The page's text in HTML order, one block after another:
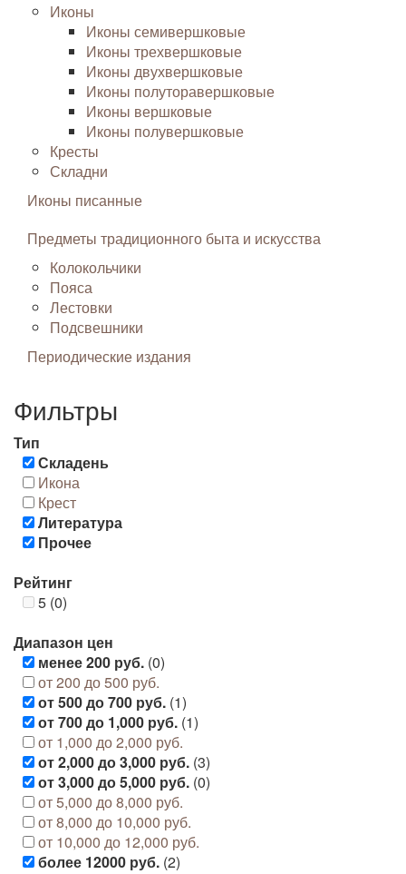
Иконы
Иконы семивершковые
Иконы трехвершковые
Иконы двухвершковые
Иконы полуторавершковые
Иконы вершковые
Иконы полувершковые
Кресты
Складни
Иконы писанные
Предметы традиционного быта и искусства
Колокольчики
Пояса
Лестовки
Подсвешники
Периодические издания
Фильтры
Тип
Складень
Икона
Крест
Литература
Прочее
Рейтинг
5 (0)
Диапазон цен
менее 200 руб. (0)
от 200 до 500 руб.
от 500 до 700 руб. (1)
от 700 до 1,000 руб. (1)
от 1,000 до 2,000 руб.
от 2,000 до 3,000 руб. (3)
от 3,000 до 5,000 руб. (0)
от 5,000 до 8,000 руб.
от 8,000 до 10,000 руб.
от 10,000 до 12,000 руб.
более 12000 руб. (2)